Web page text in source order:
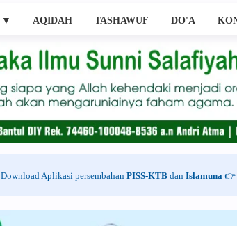
▼ AQIDAH TASHAWUF DO'A
Download Aplikasi persembahan PISS-KTBdan Islamuna 👉